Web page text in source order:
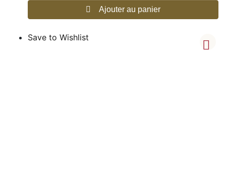
Ajouter au panier
Save to Wishlist